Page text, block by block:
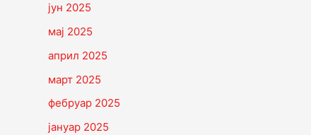
јун 2025
мај 2025
април 2025
март 2025
фебруар 2025
јануар 2025